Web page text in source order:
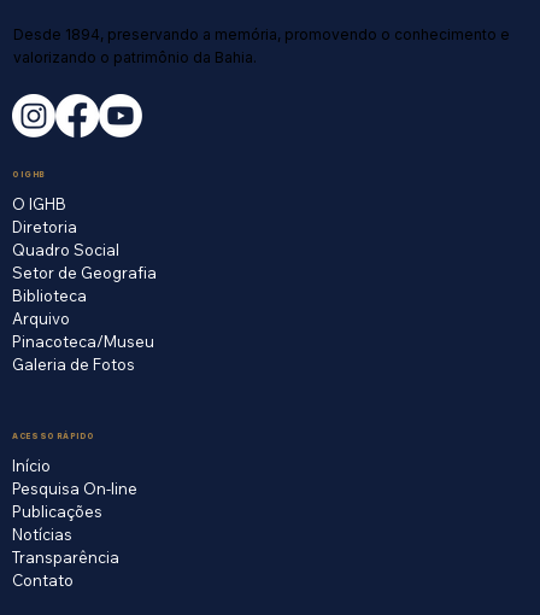
Desde 1894, preservando a memória, promovendo o conhecimento e
valorizando o patrimônio da Bahia.
O IGHB
O IGHB
Diretoria
Quadro Social
Setor de Geografia
Biblioteca
Arquivo
Pinacoteca/Museu
Galeria de Fotos
ACESSO RÁPIDO
Início
Pesquisa On-line
Publicações
Notícias
Transparência
Contato